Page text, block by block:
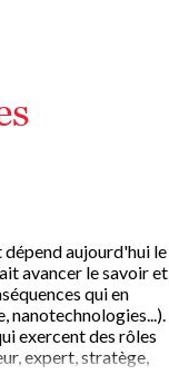
aujourd'hui le
avancer le savoir et
qui en
nanotechnologies...).
exercent des rôles
expert, stratège,